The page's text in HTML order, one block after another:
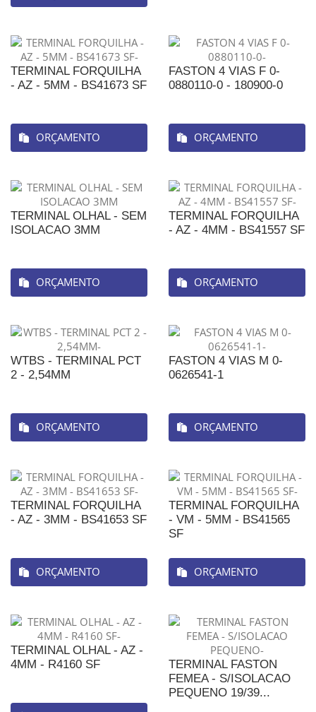
TERMINAL FORQUILHA
- AZ - 5MM - BS41673 SF
ORÇAMENTO
FASTON 4 VIAS F 0-
0880110-0 - 180900-0
ORÇAMENTO
TERMINAL OLHAL - SEM
ISOLACAO 3MM
ORÇAMENTO
TERMINAL FORQUILHA
- AZ - 4MM - BS41557 SF
ORÇAMENTO
WTBS - TERMINAL PCT
2 - 2,54MM
ORÇAMENTO
FASTON 4 VIAS M 0-
0626541-1
ORÇAMENTO
TERMINAL FORQUILHA
- AZ - 3MM - BS41653 SF
ORÇAMENTO
TERMINAL FORQUILHA
- VM - 5MM - BS41565
SF
ORÇAMENTO
TERMINAL OLHAL - AZ -
4MM - R4160 SF
TERMINAL FASTON
FEMEA - S/ISOLACAO
PEQUENO 19/39...